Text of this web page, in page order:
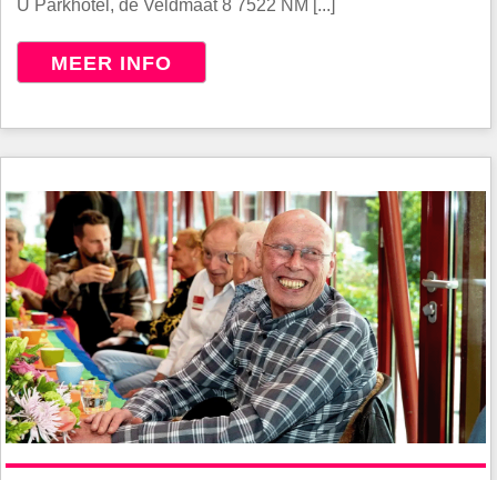
U Parkhotel, de Veldmaat 8 7522 NM [...]
MEER INFO